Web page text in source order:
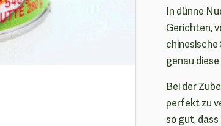
In dünne
Gerichten,
genau
Bei der
perfekt zu
so gut,